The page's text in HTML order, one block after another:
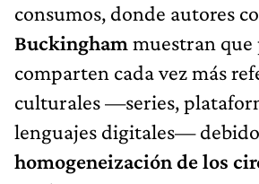
consumos, donde autores
Buckingham muestran que
comparten cada vez más
culturales —series,
lenguajes digitales—
homogeneización de los